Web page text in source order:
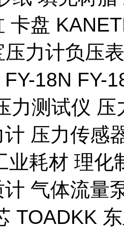
卡盘
压力计负压
18N FY-
力测试仪
压力传感
业耗材 理化
气体流量
TOADKK